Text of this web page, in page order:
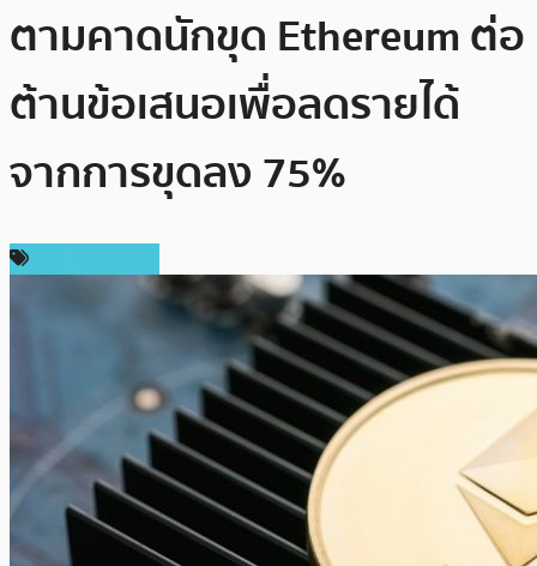
ตามคาดนักขุด Ethereum ต่อ
ต้านข้อเสนอเพื่อลดรายได้
จากการขุดลง 75%